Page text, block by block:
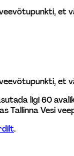
et
ligi 60
Tallinna Vesi
.